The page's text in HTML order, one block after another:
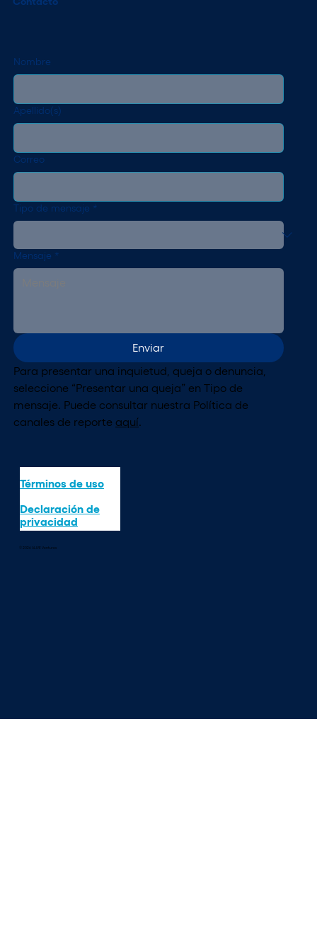
Nombre
Apellido(s)
Correo
Tipo de mensaje *
Mensaje *
Enviar
Para presentar una inquietud, queja o denuncia,
seleccione “Presentar una queja” en Tipo de
mensaje. Puede consultar nuestra Política de
canales de reporte aquí.
Términos de uso
Declaración de
privacidad
© 2026 ALIVE Ventures